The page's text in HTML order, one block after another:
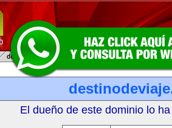
El dueño de este dominio lo